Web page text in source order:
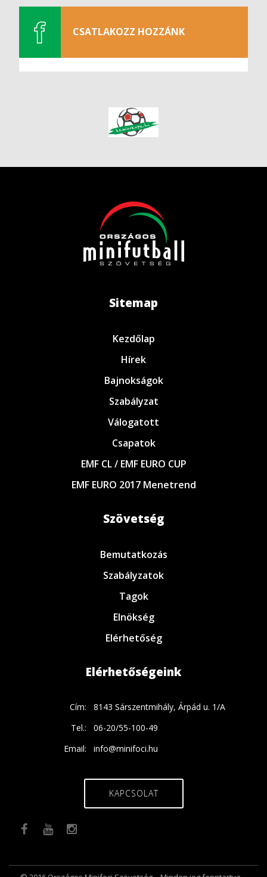
CSATLAKOZZ HOZZÁNK
Sitemap
Kezdőlap
Hírek
Bajnokságok
Szabályzat
Válogatott
Csapatok
EMF CL / EMF EURO CUP
EMF EURO 2017 Menetrend
Szövetség
Bemutatkozás
Szabályzatok
Tagok
Elnökség
Elérhetőség
Elérhetőségeink
Cím:
8143 Sárszentmihály, Árpád u. 1/A
Tel.:
06-20/55-100-49
Email:
info@minifoci.hu
KAPCSOLAT